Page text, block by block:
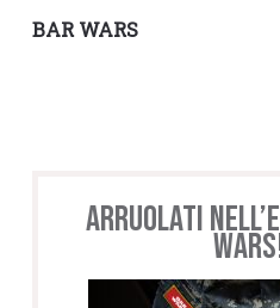
BAR WARS
Arruolati